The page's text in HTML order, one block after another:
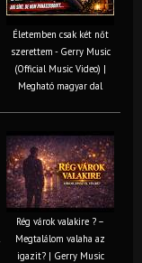
Életemben csak két nőt
szerettem - Gerry Music
(Official Music Video) |
Megható magyar dal
Rég várok valakire ? –
Megtalálom valaha az
igazit? | Gerry Music